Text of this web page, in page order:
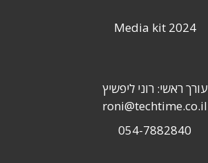
Media kit 2024
עורך ראשי: רוני ליפשיץ
roni@techtime.co.il
054-7882840